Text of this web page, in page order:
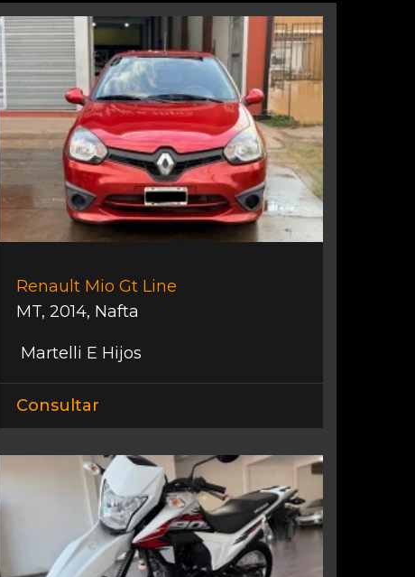
Renault Mio Gt Line
MT, 2014, Nafta
Martelli E Hijos
Consultar